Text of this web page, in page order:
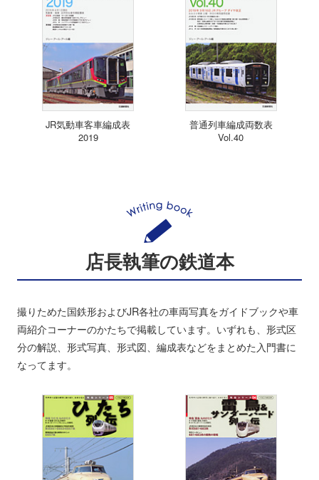
JR気動車客車編成表
2019
普通列車編成両数表
Vol.40
店長執筆の鉄道本
撮りためた国鉄形およびJR各社の車両写真をガイドブックや車
両紹介コーナーのかたちで掲載しています。いずれも、形式区
分の解説、形式写真、形式図、編成表などをまとめた入門書に
なってます。